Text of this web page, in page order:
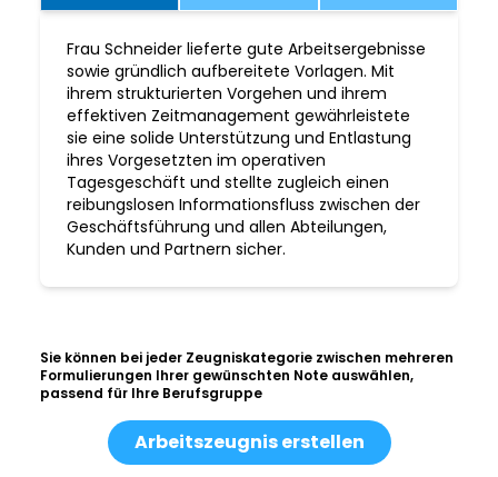
Frau Schneider lieferte gute Arbeitsergebnisse
sowie gründlich aufbereitete Vorlagen. Mit
ihrem strukturierten Vorgehen und ihrem
effektiven Zeitmanagement gewährleistete
sie eine solide Unterstützung und Entlastung
ihres Vorgesetzten im operativen
Tagesgeschäft und stellte zugleich einen
reibungslosen Informationsfluss zwischen der
Geschäftsführung und allen Abteilungen,
Kunden und Partnern sicher.
Sie können bei jeder Zeugniskategorie zwischen mehreren
Formulierungen Ihrer gewünschten Note auswählen,
passend für Ihre Berufsgruppe
Arbeitszeugnis erstellen